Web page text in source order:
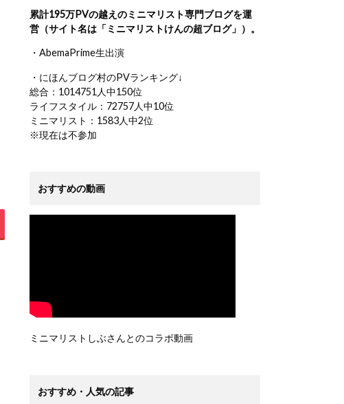
累計195万PVの越えのミニマリスト専門ブログを運
営（サイト名は「ミニマリストけんの超ブログ」）。
・AbemaPrime生出演
・にほんブログ村のPVランキング↓
総合：1014751人中150位
ライフスタイル：72757人中10位
ミニマリスト：1583人中2位
※現在は不参加
おすすめの動画
ミニマリストしぶさんとのコラボ動画
おすすめ・人気の記事